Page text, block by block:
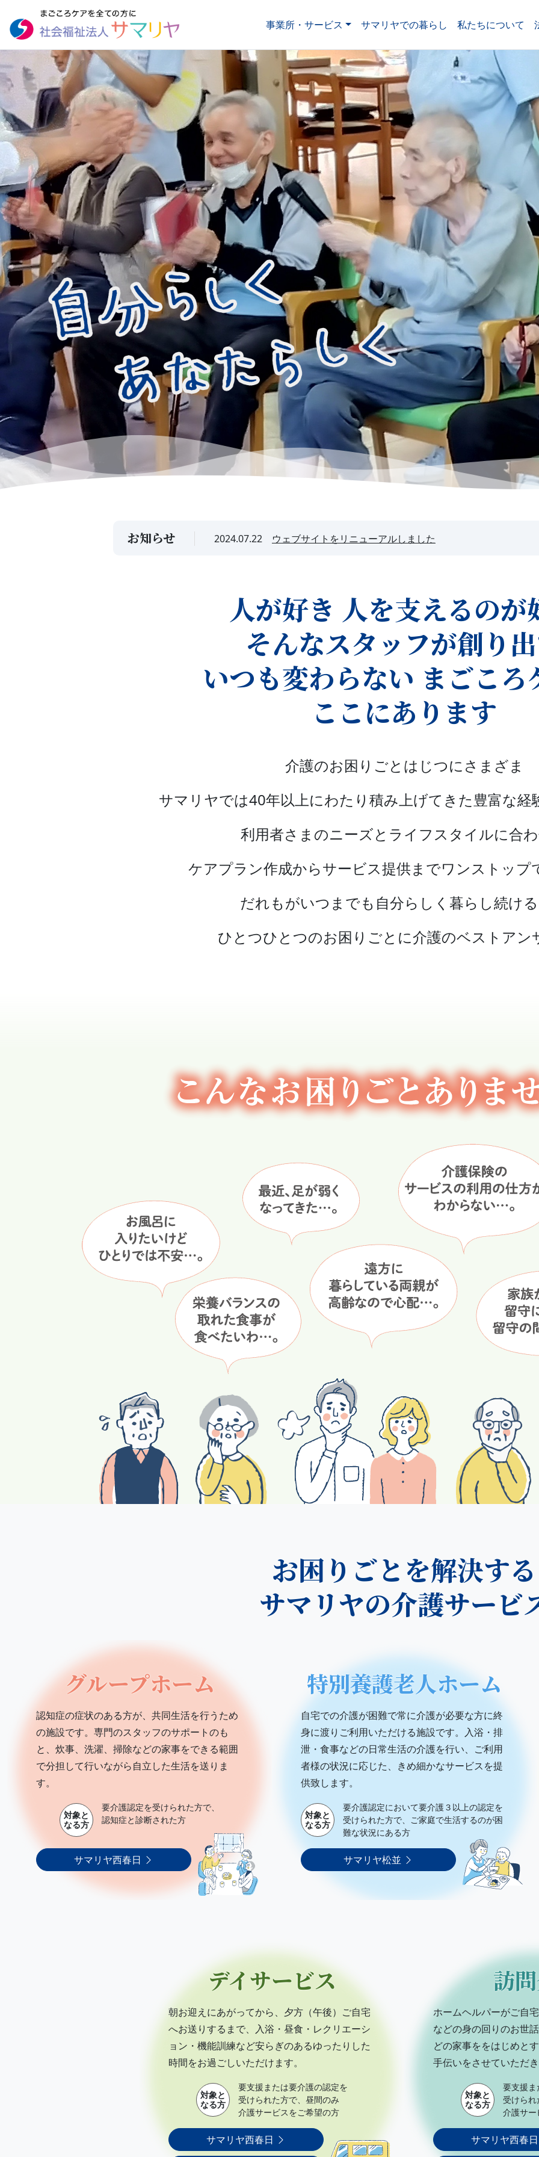
事業所・サービス サマリヤでの暮らし 私たちについて
お知らせ 2024.07.22 ウェブサイトをリニューアルしました
人が好き 人を支えるのが
そんなスタッフが創り
いつも変わらない まごころ
ここにあります
介護のお困りごとはじつにさまざま
サマリヤでは40年以上にわたり積み上げてきた豊富な経
利用者さまのニーズと ライフスタイルに合
ケアプラン作成からサービス提供までワンストップ
だれもがいつまでも 自分らしく暮らし続け
ひとつひとつのお困りごとに介護のベストアン
お困りごとを解決する
サマリヤの介護サービ
グループホーム
認知症の症状のある方が、共同生活を行うため
の施設です。専門のスタッフのサポートのも
と、炊事、洗濯、掃除などの家事をできる範囲
で分担して行いながら自立した生活を送りま
す。
対象と
なる方
要介護認定を受けられた方で、
認知症と診断された方
サマリヤ西春日
特別養護老人ホーム
自宅での介護が困難で常に介護が必要な方に終
身に渡りご利用いただける施設です。入浴・排
泄・食事などの日常生活の介護を行い、ご利用
者様の状況に応じた、きめ細かなサービスを提
供致します。
対象と
なる方
要介護認定において要介護３以上の認定を
受けられた方で、ご家庭で生活するのが困
難な状況にある方
サマリヤ松並
デイサービス
朝お迎えにあがってから、夕方（午後）ご自宅
へお送りするまで、入浴・昼食・レクリエーシ
ョン・機能訓練など安らぎのあるゆったりした
時間をお過ごしいただけます。
対象と
なる方
要支援または要介護の認定を
受けられた方で、昼間のみ
介護サービスをご希望の方
サマリヤ西春日
訪
ホームヘルパーがご自
などの身の回りのお世
どの家事ををはじめと
手伝いをさせていただ
対象と
なる方
要支援
受けら
介護サ
サマリヤ西春